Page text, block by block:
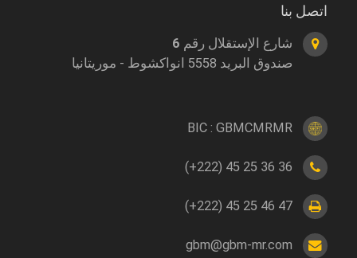
اتصل بنا
شارع الإستقلال رقم 6
صندوق البريد 5558 انواكشوط - موريتانيا
BIC : GBMCMRMR
(+222) 45 25 36 36
(+222) 45 25 46 47
gbm@gbm-mr.com